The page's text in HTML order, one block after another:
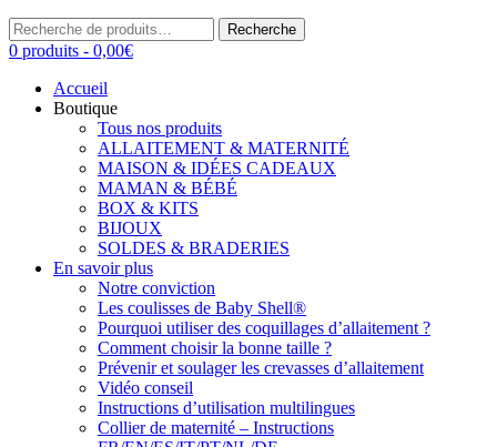
Recherche
pour :
Recherche
0 produits - 0,00€
Accueil
Boutique
Tous nos produits
ALLAITEMENT & MATERNITÉ
MAISON & IDÉES CADEAUX
MAMAN & BÉBÉ
BOX & KITS
BIJOUX
SOLDES & BRADERIES
En savoir plus
Notre conviction
Les coulisses de Baby Shell®
Pourquoi utiliser des coquillages d’allaitement ?
Comment choisir la bonne taille ?
Prévenir et soulager les crevasses d’allaitement
Vidéo conseil
Instructions d’utilisation multilingues
Collier de maternité – Instructions